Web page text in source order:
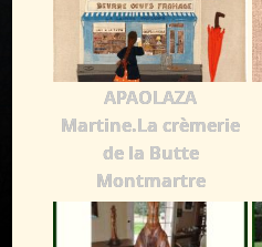
APAOLAZA
Martine.La crèmerie
de la Butte
Montmartre